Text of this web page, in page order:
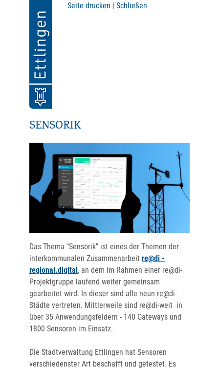
Seite drucken | Schließen
SENSORIK
Das Thema "Sensorik" ist eines der Themen der
interkommunalen Zusammenarbeit re@di -
regional.digital, an dem im Rahmen einer re@di-
Projektgruppe laufend weiter gemeinsam
gearbeitet wird. In dieser sind alle neun re@di-
Städte vertreten. Mittlerweile sind re@di-weit in
über 35 Anwendungsfeldern - 140 Gateways und
1800 Sensoren im Einsatz.
Die Stadtverwaltung Ettlingen hat Sensoren
verschiedenster Art beschafft und getestet. Es